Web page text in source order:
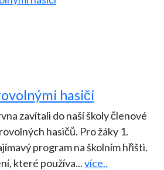
hasiči
zavítali do naší školy členové
hasičů. Pro žáky 1.
program na školním hřišti.
které používa...více..